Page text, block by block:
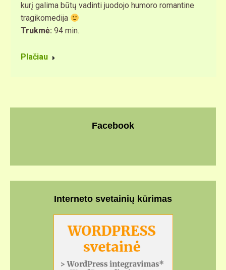
kurį galima būtų vadinti juodojo humoro romantine
tragikomedija
Trukmė: 94 min.
Plačiau
Facebook
Interneto svetainių kūrimas